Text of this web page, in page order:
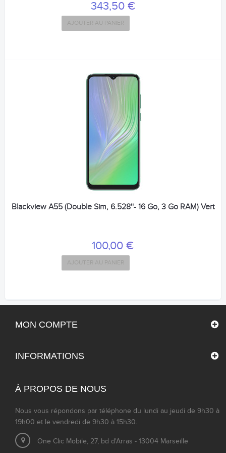
343,50 €
AJOUTER AU PANIER
Blackview A55 (Double Sim, 6.528''- 16 Go, 3 Go RAM) Vert
100,00 €
AJOUTER AU PANIER
MON COMPTE
INFORMATIONS
À PROPOS DE NOUS
Nous vous répondons par téléphone du lundi au jeudi de 9h30 à
19h00 et le vendredi de 9h30 à 15h30.
One Clic Mobile, 27, bd d'Arras - 13004 Marseille